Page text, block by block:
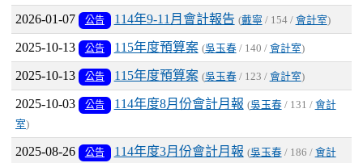
2026-01-07 公告 114年9-11月會計報告 (戴寧 / 154 / 會計室)
2025-10-13 公告 115年度預算案 (吳玉春/ 140 / 會計室)
2025-10-13 公告 115年度預算案 (吳玉春/ 123 / 會計室)
2025-10-03 公告 114年度8月份會計月報 (吳玉春/ 131 / 會計
室)
2025-08-26 公告 114年度3月份會計月報 (吳玉春/ 186 / 會計